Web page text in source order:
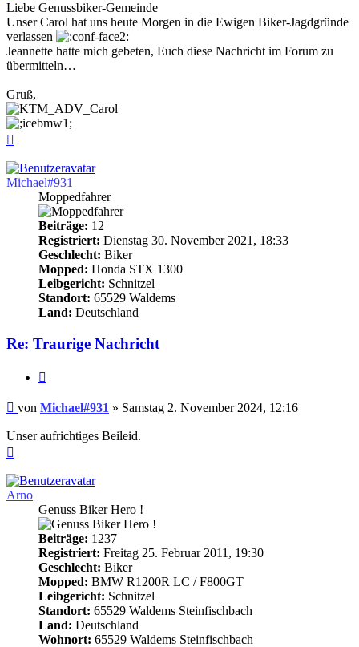
Liebe Genussbiker-Gemeinde
Unser Carol hat uns heute Morgen in die Ewigen Biker-Jagdgründe
verlassen
Jeannette hatte mich gebeten, Euch diese Nachricht im Forum zu
übermitteln…
Gruß,
Michael#931
Moppedfahrer
Beiträge: 12
Registriert: Dienstag 30. November 2021, 18:33
Geschlecht: Biker
Mopped: Honda STX 1300
Leibgericht: Schnitzel
Standort: 65529 Waldems
Land: Deutschland
Re: Traurige Nachricht
Beitrag
von Michael#931 » Samstag 2. November 2024, 12:16
Unser aufrichtiges Beileid.
Arno
Genuss Biker Hero !
Beiträge: 1237
Registriert: Freitag 25. Februar 2011, 19:30
Geschlecht: Biker
Mopped: BMW R1200R LC / F800GT
Leibgericht: Schnitzel
Standort: 65529 Waldems Steinfischbach
Land: Deutschland
Wohnort: 65529 Waldems Steinfischbach